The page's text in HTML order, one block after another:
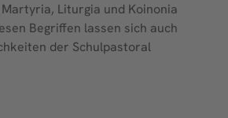
Liturgia und Koinonia
Begriffen lassen sich auch
der Schulpastoral